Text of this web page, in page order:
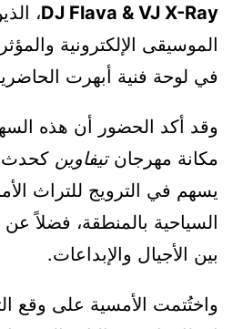
DJ Flava & VJ X-Ray،
الموسيقى الإلكترونية
في لوحة فنية أبهرت
وقد أكد الحضور أن هذه
مكانة مهرجانتيفاوين كحدث
يسهم في الترويج للتراث
السياحية بالمنطقة، فضلاً
بين الأجيال والإبداعات.
واختُتمت الأمسية على وقع